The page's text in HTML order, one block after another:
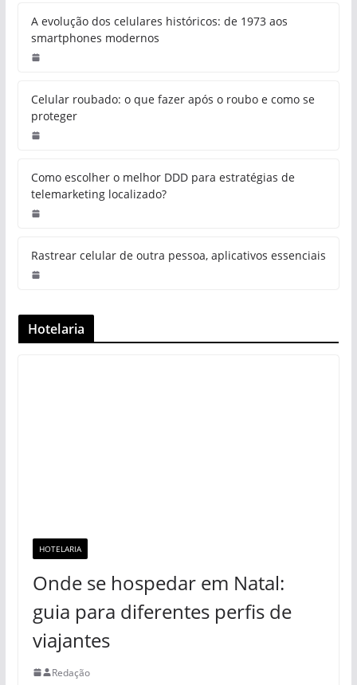
A evolução dos celulares históricos: de 1973 aos
smartphones modernos
Celular roubado: o que fazer após o roubo e como se
proteger
Como escolher o melhor DDD para estratégias de
telemarketing localizado?
Rastrear celular de outra pessoa, aplicativos essenciais
Hotelaria
HOTELARIA
Onde se hospedar em Natal:
guia para diferentes perfis de
viajantes
Redação